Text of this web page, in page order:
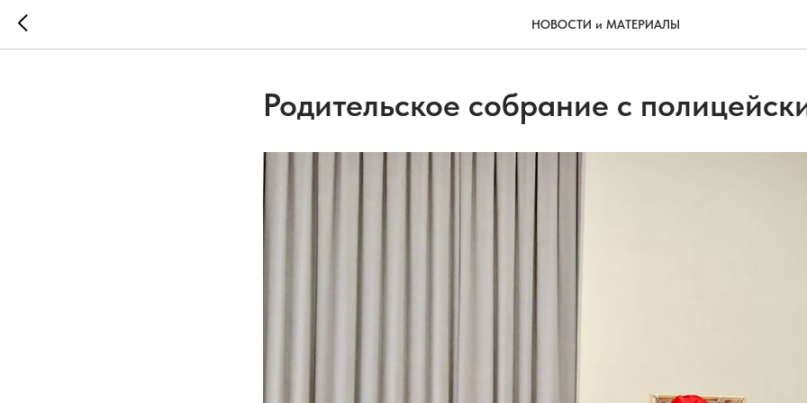
НОВОСТИ и МАТЕРИАЛЫ
Родительское собрание с